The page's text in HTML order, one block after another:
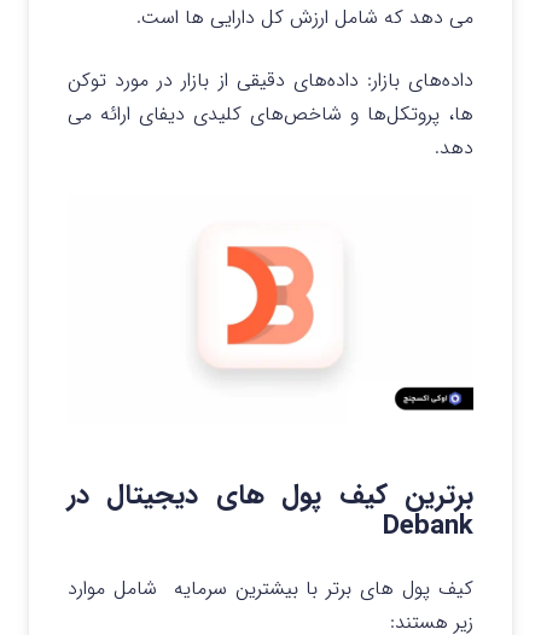
می دهد که شامل ارزش کل دارایی‌ ها است.
داده‌های بازار: داده‌های دقیقی از بازار در مورد توکن‌
ها، پروتکل‌ها و شاخص‌های کلیدی دیفای ارائه می
دهد.
برترین کیف پول های دیجیتال در
Debank
کیف پول های برتر با بیشترین سرمایه شامل موارد
زیر هستند: